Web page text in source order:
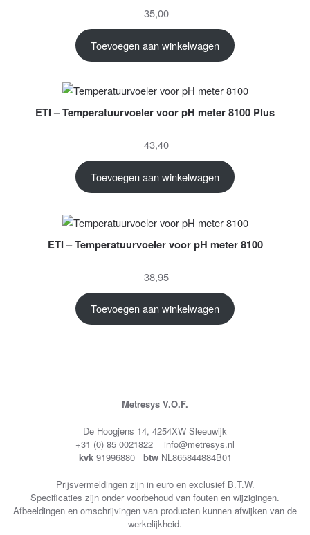
35,00
Toevoegen aan winkelwagen
ETI – Temperatuurvoeler voor pH meter 8100 Plus
43,40
Toevoegen aan winkelwagen
ETI – Temperatuurvoeler voor pH meter 8100
38,95
Toevoegen aan winkelwagen
Metresys V.O.F.
De Hoogjens 14, 4254XW Sleeuwijk
+31 (0) 85 0021822 info@metresys.nl
kvk 91996880 btw NL865844884B01
Prijsvermeldingen zijn in euro en exclusief B.T.W.
Specificaties zijn onder voorbehoud van fouten en wijzigingen.
Afbeeldingen en omschrijvingen van producten kunnen afwijken van de
werkelijkheid.